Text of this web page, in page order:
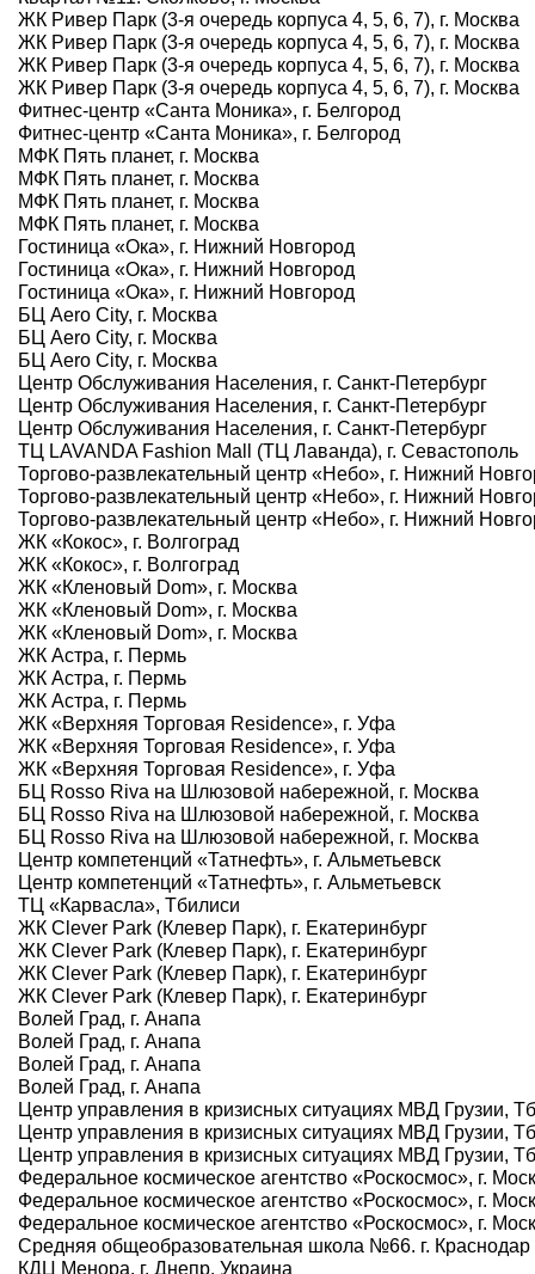
ЖК Ривер Парк (3-я очередь корпуса 4, 5, 6, 7), г. Москва
ЖК Ривер Парк (3-я очередь корпуса 4, 5, 6, 7), г. Москва
ЖК Ривер Парк (3-я очередь корпуса 4, 5, 6, 7), г. Москва
ЖК Ривер Парк (3-я очередь корпуса 4, 5, 6, 7), г. Москва
Фитнес-центр «Санта Моника», г. Белгород
Фитнес-центр «Санта Моника», г. Белгород
МФК Пять планет, г. Москва
МФК Пять планет, г. Москва
МФК Пять планет, г. Москва
МФК Пять планет, г. Москва
Гостиница «Ока», г. Нижний Новгород
Гостиница «Ока», г. Нижний Новгород
Гостиница «Ока», г. Нижний Новгород
БЦ Aero City, г. Москва
БЦ Aero City, г. Москва
БЦ Aero City, г. Москва
Центр Обслуживания Населения, г. Санкт-Петербург
Центр Обслуживания Населения, г. Санкт-Петербург
Центр Обслуживания Населения, г. Санкт-Петербург
ТЦ LAVANDA Fashion Mall (ТЦ Лаванда), г. Севастополь
Торгово-развлекательный центр «Небо», г. Нижний
Торгово-развлекательный центр «Небо», г. Нижний
Торгово-развлекательный центр «Небо», г. Нижний
ЖК «Кокос», г. Волгоград
ЖК «Кокос», г. Волгоград
ЖК «Кленовый Dom», г. Москва
ЖК «Кленовый Dom», г. Москва
ЖК «Кленовый Dom», г. Москва
ЖК Астра, г. Пермь
ЖК Астра, г. Пермь
ЖК Астра, г. Пермь
ЖК «Верхняя Торговая Residence», г. Уфа
ЖК «Верхняя Торговая Residence», г. Уфа
ЖК «Верхняя Торговая Residence», г. Уфа
БЦ Rosso Riva на Шлюзовой набережной, г. Москва
БЦ Rosso Riva на Шлюзовой набережной, г. Москва
БЦ Rosso Riva на Шлюзовой набережной, г. Москва
Центр компетенций «Татнефть», г. Альметьевск
Центр компетенций «Татнефть», г. Альметьевск
ТЦ «Карвасла», Тбилиси
ЖК Clever Park (Клевер Парк), г. Екатеринбург
ЖК Clever Park (Клевер Парк), г. Екатеринбург
ЖК Clever Park (Клевер Парк), г. Екатеринбург
ЖК Clever Park (Клевер Парк), г. Екатеринбург
Волей Град, г. Анапа
Волей Град, г. Анапа
Волей Град, г. Анапа
Волей Град, г. Анапа
Центр управления в кризисных ситуациях МВД Грузии,
Центр управления в кризисных ситуациях МВД Грузии,
Центр управления в кризисных ситуациях МВД Грузии,
Федеральное космическое агентство «Роскосмос», г.
Федеральное космическое агентство «Роскосмос», г.
Федеральное космическое агентство «Роскосмос», г.
Средняя общеобразовательная школа №66. г. Краснодар
КДЦ Менора, г. Днепр, Украина